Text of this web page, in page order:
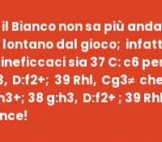
il Bianco non sa più
lontano dal gioco;
sia 37 C: c6
D:f2+; 39 Rhl, Cg3≠
38 g:h3, D:f2+ ; 39